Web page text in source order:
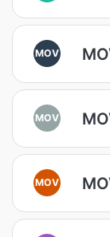
MOV
MOV
MOV